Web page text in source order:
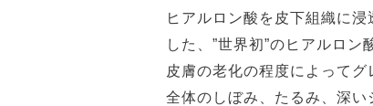
ヒアルロン酸を皮下組織に
した、”世界初”のヒアルロ
皮膚の老化の程度によって
全体のしぼみ、たるみ、深